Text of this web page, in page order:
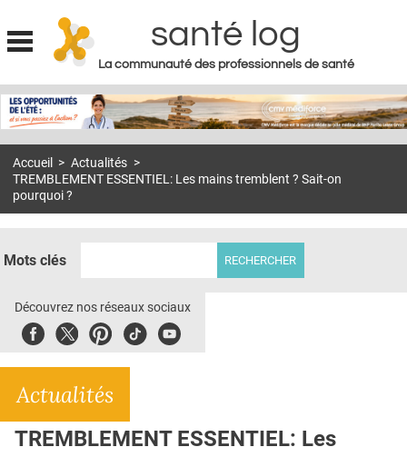
Jump to navigation
santé log
La communauté des professionnels de santé
MON COMPTE
S'ABONNER À LA REVUE SOIN À DOMICILE
ACTUS
E-REVUE SAD
THÉMA
Accueil > Actualités >
TREMBLEMENT ESSENTIEL: Les mains tremblent ? Sait-on
pourquoi ?
Mots clés
Découvrez nos réseaux sociaux
FacebookTwitterPinterest
TiktokYoubute
Actualités
TREMBLEMENT ESSENTIEL: Les